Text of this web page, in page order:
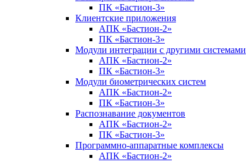
ПК «Бастион-3»
Клиентские приложения
АПК «Бастион-2»
ПК «Бастион-3»
Модули интеграции с другими системами
АПК «Бастион-2»
ПК «Бастион-3»
Модули биометрических систем
АПК «Бастион-2»
ПК «Бастион-3»
Распознавание документов
АПК «Бастион-2»
ПК «Бастион-3»
Программно-аппаратные комплексы
АПК «Бастион-2»